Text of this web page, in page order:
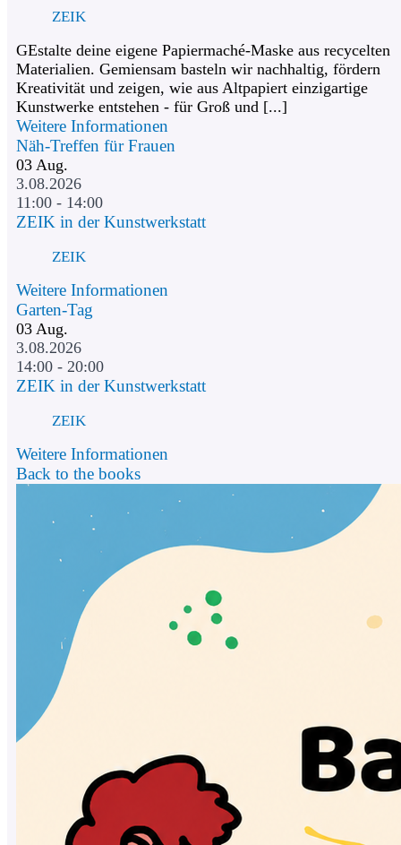
ZEIK
GEstalte deine eigene Papiermaché-Maske aus recycelten
Materialien. Gemiensam basteln wir nachhaltig, fördern
Kreativität und zeigen, wie aus Altpapiert einzigartige
Kunstwerke entstehen - für Groß und [...]
Weitere Informationen
Näh-Treffen für Frauen
03 Aug.
3.08.2026
11:00 - 14:00
ZEIK in der Kunstwerkstatt
ZEIK
Weitere Informationen
Garten-Tag
03 Aug.
3.08.2026
14:00 - 20:00
ZEIK in der Kunstwerkstatt
ZEIK
Weitere Informationen
Back to the books